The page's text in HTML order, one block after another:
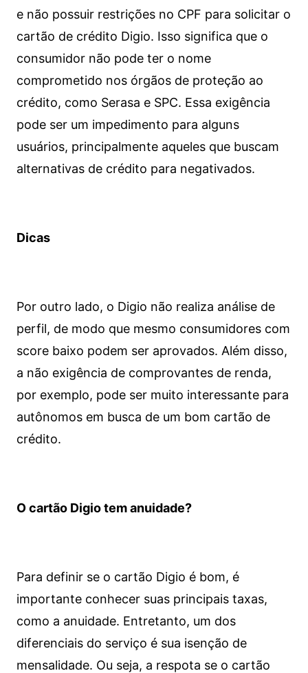
e não possuir restrições no CPF para solicitar o
cartão de crédito Digio. Isso significa que o
consumidor não pode ter o nome
comprometido nos órgãos de proteção ao
crédito, como Serasa e SPC. Essa exigência
pode ser um impedimento para alguns
usuários, principalmente aqueles que buscam
alternativas de crédito para negativados.
Dicas
Por outro lado, o Digio não realiza análise de
perfil, de modo que mesmo consumidores com
score baixo podem ser aprovados. Além disso,
a não exigência de comprovantes de renda,
por exemplo, pode ser muito interessante para
autônomos em busca de um bom cartão de
crédito.
O cartão Digio tem anuidade?
Para definir se o cartão Digio é bom, é
importante conhecer suas principais taxas,
como a anuidade. Entretanto, um dos
diferenciais do serviço é sua isenção de
mensalidade. Ou seja, a respota se o cartão